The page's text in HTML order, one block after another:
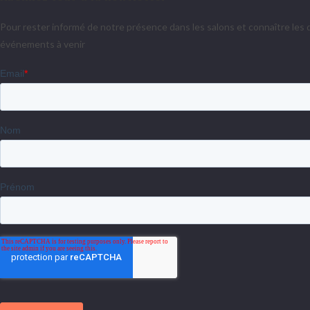
Pour rester informé de notre présence dans les salons et connaître
événements à venir